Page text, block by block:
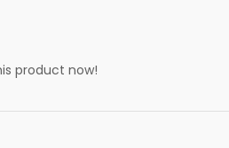
product now!